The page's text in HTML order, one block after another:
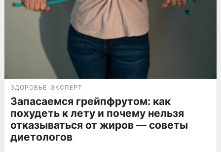
ЗДОРОВЬЕ ЭКСПЕРТ
Запасаемся грейпфрутом: как
похудеть к лету и почему нельзя
отказываться от жиров — советы
диетологов